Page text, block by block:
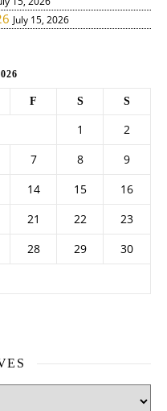
July 15, 2026
F S S
1
2
7 8
9
14 15
16
21 22
23
28 29
30